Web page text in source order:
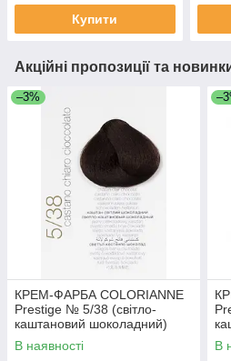
Купити
Акційні пропозиції та
–3%
КРЕМ-ФАРБА COLORIANNE
Prestige № 5/38 (світло-
каштановий шоколадний)
В наявності
В